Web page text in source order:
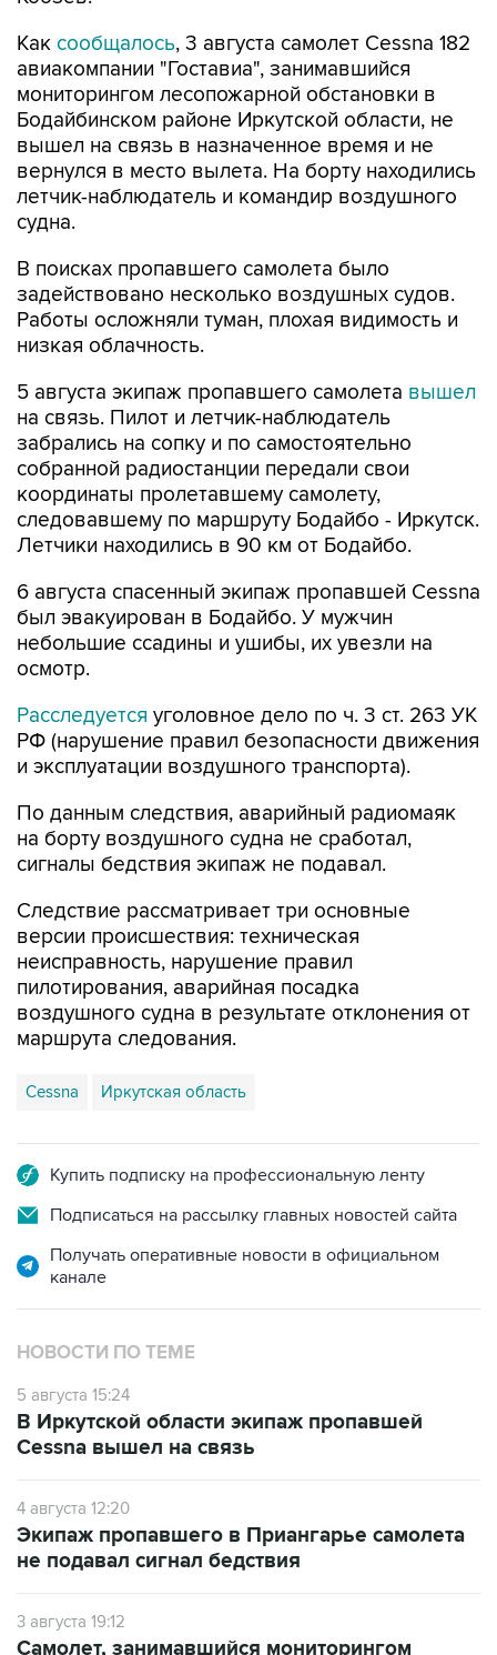
Как сообщалось, 3 августа самолет Cessna 182
авиакомпании "Гоставиа", занимавшийся
мониторингом лесопожарной обстановки в
Бодайбинском районе Иркутской области, не
вышел на связь в назначенное время и не
вернулся в место вылета. На борту находились
летчик-наблюдатель и командир воздушного
судна.
В поисках пропавшего самолета было
задействовано несколько воздушных судов.
Работы осложняли туман, плохая видимость и
низкая облачность.
5 августа экипаж пропавшего самолета вышел
на связь. Пилот и летчик-наблюдатель
забрались на сопку и по самостоятельно
собранной радиостанции передали свои
координаты пролетавшему самолету,
следовавшему по маршруту Бодайбо - Иркутск.
Летчики находились в 90 км от Бодайбо.
6 августа спасенный экипаж пропавшей Cessna
был эвакуирован в Бодайбо. У мужчин
небольшие ссадины и ушибы, их увезли на
осмотр.
Расследуется уголовное дело по ч. 3 ст. 263 УК
РФ (нарушение правил безопасности движения
и эксплуатации воздушного транспорта).
По данным следствия, аварийный радиомаяк
на борту воздушного судна не сработал,
сигналы бедствия экипаж не подавал.
Следствие рассматривает три основные
версии происшествия: техническая
неисправность, нарушение правил
пилотирования, аварийная посадка
воздушного судна в результате отклонения от
маршрута следования.
Cessna Иркутская область
Купить подписку на профессиональную ленту
Подписаться на рассылку главных новостей сайта
Получать оперативные новости в официальном
канале
НОВОСТИ ПО ТЕМЕ
5 августа 15:24
В Иркутской области экипаж пропавшей
Cessna вышел на связь
4 августа 12:20
Экипаж пропавшего в Приангарье самолета
не подавал сигнал бедствия
3 августа 19:12
Самолет, занимавшийся мониторингом